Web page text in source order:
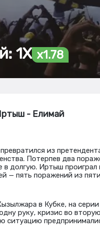
1Х x1.78
- Елимай
из
Потерпев два
в долгую. Иртыш
— пять поражений из
в Кубке, на
руку, кризис во
ситуацию